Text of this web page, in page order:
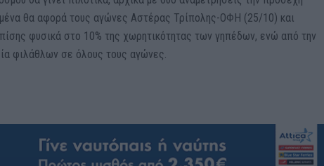
θα αφορά τους αγώνες Αστέρας Τρίπολης-ΟΦΗ (25/10) και
φυσικά στο 10% της χωρητικότητας των γηπέδων, ενώ από την
φιλάθλων σε όλους τους αγώνες.